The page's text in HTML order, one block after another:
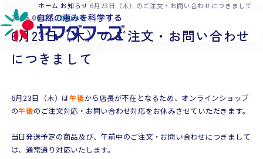
本文へ移動 ホーム お知らせ 6月23日（木）のご注文・お問い合わせにつきまして
2016.06.21 お知らせ
6月23日（木）のご注文・お問い合わせ
につきまして
6月23日（木）は午後から店長が不在となるため、オンラインショップ
の午後のご注文対応・お問い合わせ対応をお休みさせていただきます。
当日発送予定の商品及び、午前中のご注文・お問い合わせにつきまして
は、通常通り対応いたします。